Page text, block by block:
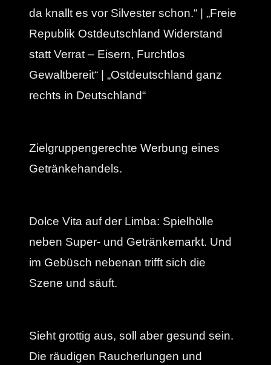
da knallt es vor Silvester schon.“ | „Freie
Republik Ostdeutschland Widerstand
statt Verrat – Eisern, Furchtlos
Gewaltbereit“ | „Ostdeutschland ganz
rechts in Deutschland“
Zielgruppengerechte Werbung eines
Getränkehandels.
Dolce Vita auf der Limba: Spielhölle
neben Super- und Getränkemarkt. Und
im Gebüsch nebenan trifft sich die
Szene und säuft.
Sieht grottig aus, soll aber gesund sein.
Die räudigen Raucherlungen und